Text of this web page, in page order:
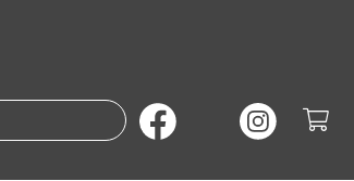
Suche nach Büchern oder